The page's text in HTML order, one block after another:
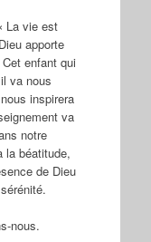
La vie est
apporte
enfant qui
va nous
inspirera
va
notre
la béatitude,
de Dieu
nous.